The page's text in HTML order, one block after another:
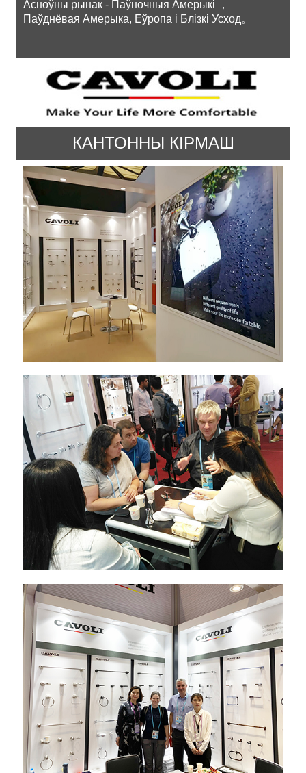
Асноўны рынак - Паўночныя Амерыкі ，
Паўднёвая Амерыка, Еўропа і Блізкі Усход。
КАНТОННЫ КІРМАШ